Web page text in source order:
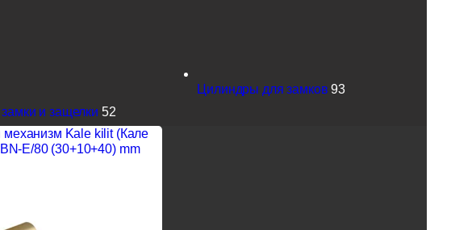
и защелки 52
Цилиндры для замков93
Kale kilit (Кале
E/80 (30+10+40) mm